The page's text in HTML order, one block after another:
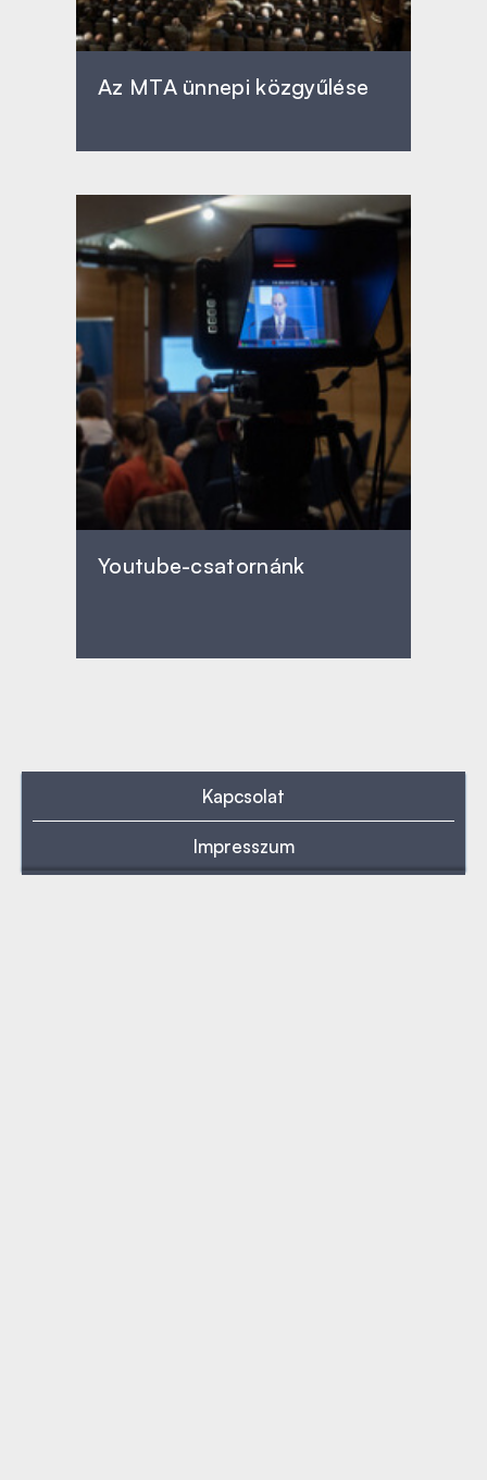
Az MTA ünnepi közgyűlése
Youtube-csatornánk
Kapcsolat
Impresszum